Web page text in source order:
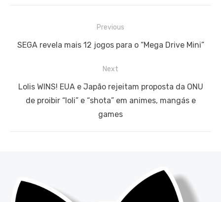
de
Previous
Previous
SEGA revela mais 12 jogos para o “Mega Drive Mini”
Next
Next
post:
Lolis WINS! EUA e Japão rejeitam proposta da ONU
de proibir “loli” e “shota” em animes, mangás e
games